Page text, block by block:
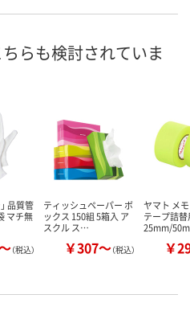
8月7日（金） 8月7日（金）
カゴへ カ
らも検討されていま
品質管
マチ無
（税込）
ティッシュペーパー ボ
ックス 150組 5箱入 ア
スクル ス…
￥307～（税込）
ヤマト メ
テープ詰替
25mm/
￥